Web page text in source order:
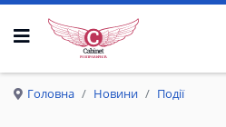
РОЗПРАВКРИЛА
Головна Новини Події